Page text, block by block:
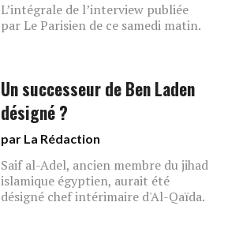
L’intégrale de l’interview publiée
par Le Parisien de ce samedi matin.
Un successeur de Ben Laden
désigné ?
par La Rédaction
Saif al-Adel, ancien membre du jihad
islamique égyptien, aurait été
désigné chef intérimaire d'Al-Qaïda.